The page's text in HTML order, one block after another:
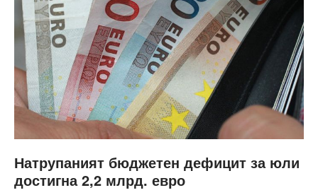
Натрупаният бюджетен дефицит за юли
достигна 2,2 млрд. евро